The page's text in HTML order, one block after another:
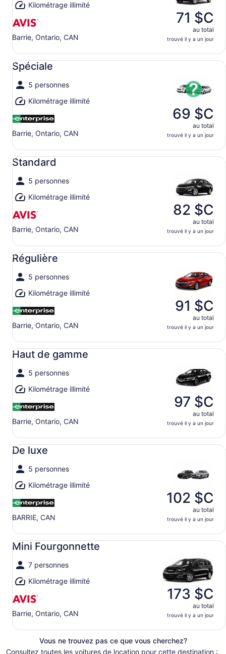
Kilométrage illimité
Barrie, Ontario, CAN
71 $C
au total
trouvé il y a un jour
Spéciale
5 personnes
Kilométrage illimité
Barrie, Ontario, CAN
69 $C
au total
trouvé il y a un jour
Spéciale undefined
Standard
5 personnes
Kilométrage illimité
Barrie, Ontario, CAN
82 $C
au total
trouvé il y a un jour
Standard undefined
Régulière
5 personnes
Kilométrage illimité
Barrie, Ontario, CAN
91 $C
au total
trouvé il y a un jour
Régulière undefined
Haut de gamme
5 personnes
Kilométrage illimité
Barrie, Ontario, CAN
97 $C
au total
trouvé il y a un jour
Haut de gamme undefined
De luxe
5 personnes
Kilométrage illimité
BARRIE, CAN
102 $C
au total
trouvé il y a un jour
De luxe undefined
Mini Fourgonnette
7 personnes
Kilométrage illimité
Barrie, Ontario, CAN
173 $C
au total
trouvé il y a un jour
Mini Fourgonnette undefined
Vous ne trouvez pas ce que vous cherchez?
Consultez toutes les voitures de location pour cette destination :